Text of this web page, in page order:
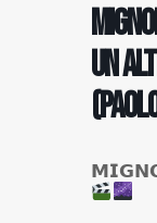
DOVE MANGIARE
MUSEO DELLA CERAMICA
Un